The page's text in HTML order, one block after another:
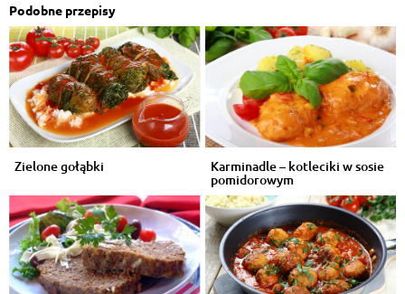
Podobne przepisy
Zielone gołąbki Karminadle – kotleciki w sosie
pomidorowym